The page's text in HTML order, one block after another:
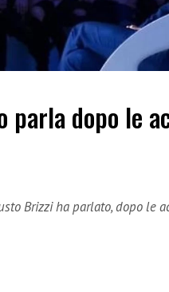
parla dopo le
Brizzi ha parlato, dopo le